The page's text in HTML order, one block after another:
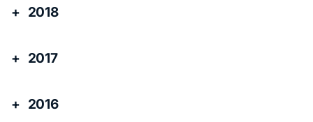
2018
2017
2016